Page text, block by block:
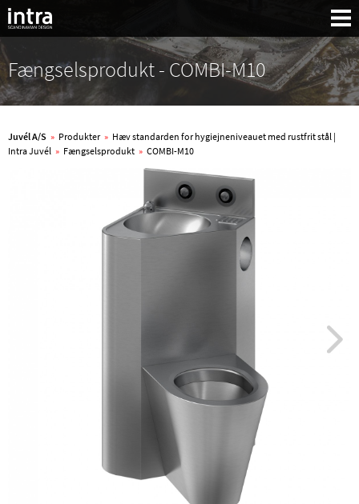
Fængselsprodukt - COMBI-M10
Juvél A/S » Produkter » Hæv standarden for hygiejneniveauet med rustfrit stål |
Intra Juvél » Fængselsprodukt » COMBI-M10